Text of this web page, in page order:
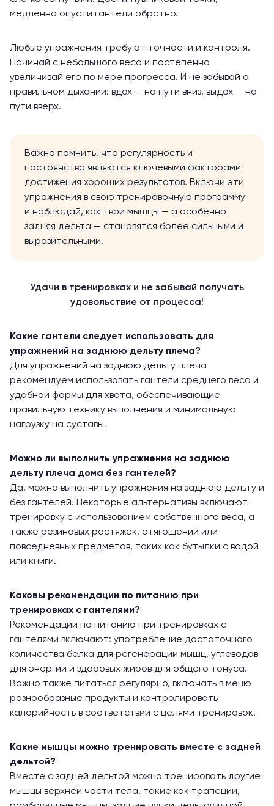
медленно опусти гантели обратно.
Любые упражнения требуют точности и контроля.
Начинай с небольшого веса и постепенно
увеличивай его по мере прогресса. И не забывай о
правильном дыхании: вдох — на пути вниз, выдох — на
пути вверх.
Важно помнить, что регулярность и
постоянство являются ключевыми факторами
достижения хороших результатов. Включи эти
упражнения в свою тренировочную программу
и наблюдай, как твои мышцы — а особенно
задняя дельта — становятся более сильными и
выразительными.
Удачи в тренировках и не забывай получать
удовольствие от процесса!
Какие гантели следует использовать для
упражнений на заднюю дельту плеча?
Для упражнений на заднюю дельту плеча
рекомендуем использовать гантели среднего веса и
удобной формы для хвата, обеспечивающие
правильную технику выполнения и минимальную
нагрузку на суставы.
Можно ли выполнить упражнения на заднюю
дельту плеча дома без гантелей?
Да, можно выполнить упражнения на заднюю дельту и
без гантелей. Некоторые альтернативы включают
тренировку с использованием собственного веса, а
также резиновых растяжек, отягощений или
повседневных предметов, таких как бутылки с водой
или книги.
Каковы рекомендации по питанию при
тренировках с гантелями?
Рекомендации по питанию при тренировках с
гантелями включают: употребление достаточного
количества белка для регенерации мышц, углеводов
для энергии и здоровых жиров для общего тонуса.
Важно также питаться регулярно, включать в меню
разнообразные продукты и контролировать
калорийность в соответствии с целями тренировок.
Какие мышцы можно тренировать вместе с задней
дельтой?
Вместе с задней дельтой можно тренировать другие
мышцы верхней части тела, такие как трапеции,